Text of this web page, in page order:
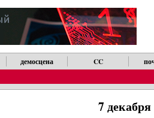
демосцена CC
7